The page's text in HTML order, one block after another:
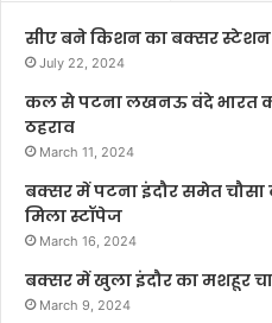
सीए बने किशन का बक्सर
July 22, 2024
कल से पटना लखनऊ वंदे भारत
ठहराव
March 11, 2024
बक्सर में पटना इंदौर समेत
मिला स्टॉपेज
March 16, 2024
बक्सर में खुला इंदौर का मशहूर
March 9, 2024